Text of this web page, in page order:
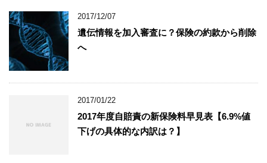
2017/12/07
遺伝情報を加入審査に？保険の約款から削除
へ
2017/01/22
2017年度自賠責の新保険料早見表【6.9%値
下げの具体的な内訳は？】